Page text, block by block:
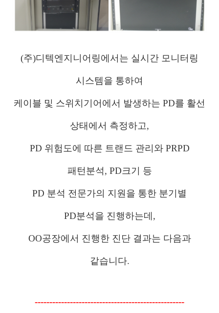
(주)디텍엔지니어링에서는 실시간 모니터링
시스템을 통하여
케이블 및 스위치기어에서 발생하는 PD를 활선
상태에서 측정하고,
PD 위험도에 따른 트랜드 관리와 PRPD
패턴분석, PD크기 등
PD 분석 전문가의 지원을 통한 분기별
PD분석을 진행하는데,
OO공장에서 진행한 진단 결과는 다음과
같습니다.
---------------------------------------------------